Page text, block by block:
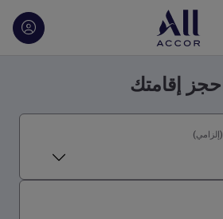
احجز إقامتك
(إلزامي)